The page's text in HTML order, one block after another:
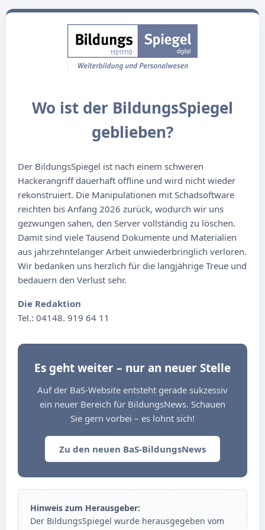
Wo ist der BildungsSpiegel
geblieben?
Der BildungsSpiegel ist nach einem schweren
Hackerangriff dauerhaft offline und wird nicht wieder
rekonstruiert. Die Manipulationen mit Schadsoftware
reichten bis Anfang 2026 zurück, wodurch wir uns
gezwungen sahen, den Server vollständig zu löschen.
Damit sind viele Tausend Dokumente und Materialien
aus jahrzehntelanger Arbeit unwiederbringlich verloren.
Wir bedanken uns herzlich für die langjährige Treue und
bedauern den Verlust sehr.
Die Redaktion
Tel.: 04148. 919 64 11
Es geht weiter – nur an neuer Stelle
Auf der BaS-Website entsteht gerade sukzessiv
ein neuer Bereich für BildungsNews. Schauen
Sie gern vorbei – es lohnt sich!
Zu den neuen BaS-BildungsNews
Hinweis zum Herausgeber:
Der BildungsSpiegel wurde herausgegeben vom